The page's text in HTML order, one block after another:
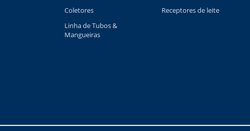
Coletores
Linha de Tubos &
Mangueiras
Receptores de leite